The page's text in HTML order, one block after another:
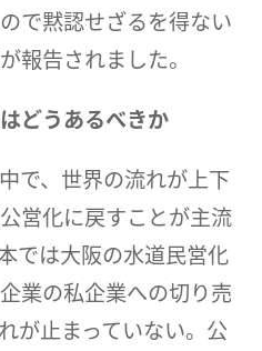
で黙認せざるを得ない
報告されました。
どうあるべきか
で、世界の流れが上下
営化に戻すことが主流
では大阪の水道民営化
業の私企業への切り売
が止まっていない。公